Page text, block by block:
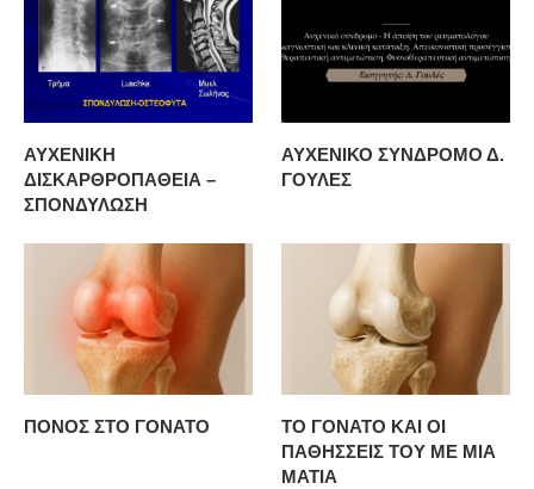
ΑΥΧΕΝΙΚΗ
ΔΙΣΚΑΡΘΡΟΠΑΘΕΙΑ –
ΣΠΟΝΔΥΛΩΣΗ
ΑΥΧΕΝΙΚΟ ΣΥΝΔΡΟΜΟ Δ.
ΓΟΥΛΕΣ
ΠΟΝΟΣ ΣΤΟ ΓΟΝΑΤΟ
ΤΟ ΓΟΝΑΤΟ ΚΑΙ ΟΙ
ΠΑΘΗΣΣΕΙΣ ΤΟΥ ΜΕ ΜΙΑ
ΜΑΤΙΑ